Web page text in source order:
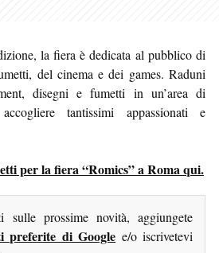
la fiera è dedicata al pubblico di
del cinema e dei games. Raduni
disegni e fumetti in un’area di
tantissimi appassionati e
per la fiera “Romics” a Roma qui.
sulle prossime novità, aggiungete
preferite di Google e/o iscrivetevi